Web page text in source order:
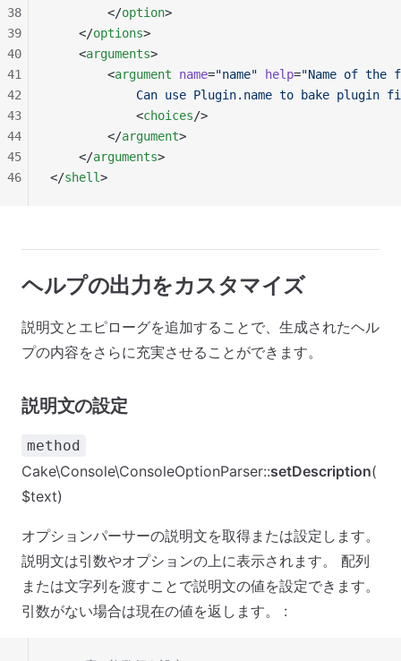
        </
option>
    </
options>
    <
arguments>
        <
argument name="name" help="Name of
Can use Plugin.name to bake plugin
            <
choices/>
        </
argument>
    </
arguments>
</shell>
38
39
40
41
42
43
44
45
46
ヘルプの出力をカスタマイズ
説明文とエピローグを追加することで、生成されたヘル
プの内容をさらに充実させることができます。
説明文の設定
method
Cake\Console\ConsoleOptionParser::setDescription(
$text)
オプションパーサーの説明文を取得または設定します。
説明文は引数やオプションの上に表示されます。 配列
または文字列を渡すことで説明文の値を設定できます。
引数がない場合は現在の値を返します。 :